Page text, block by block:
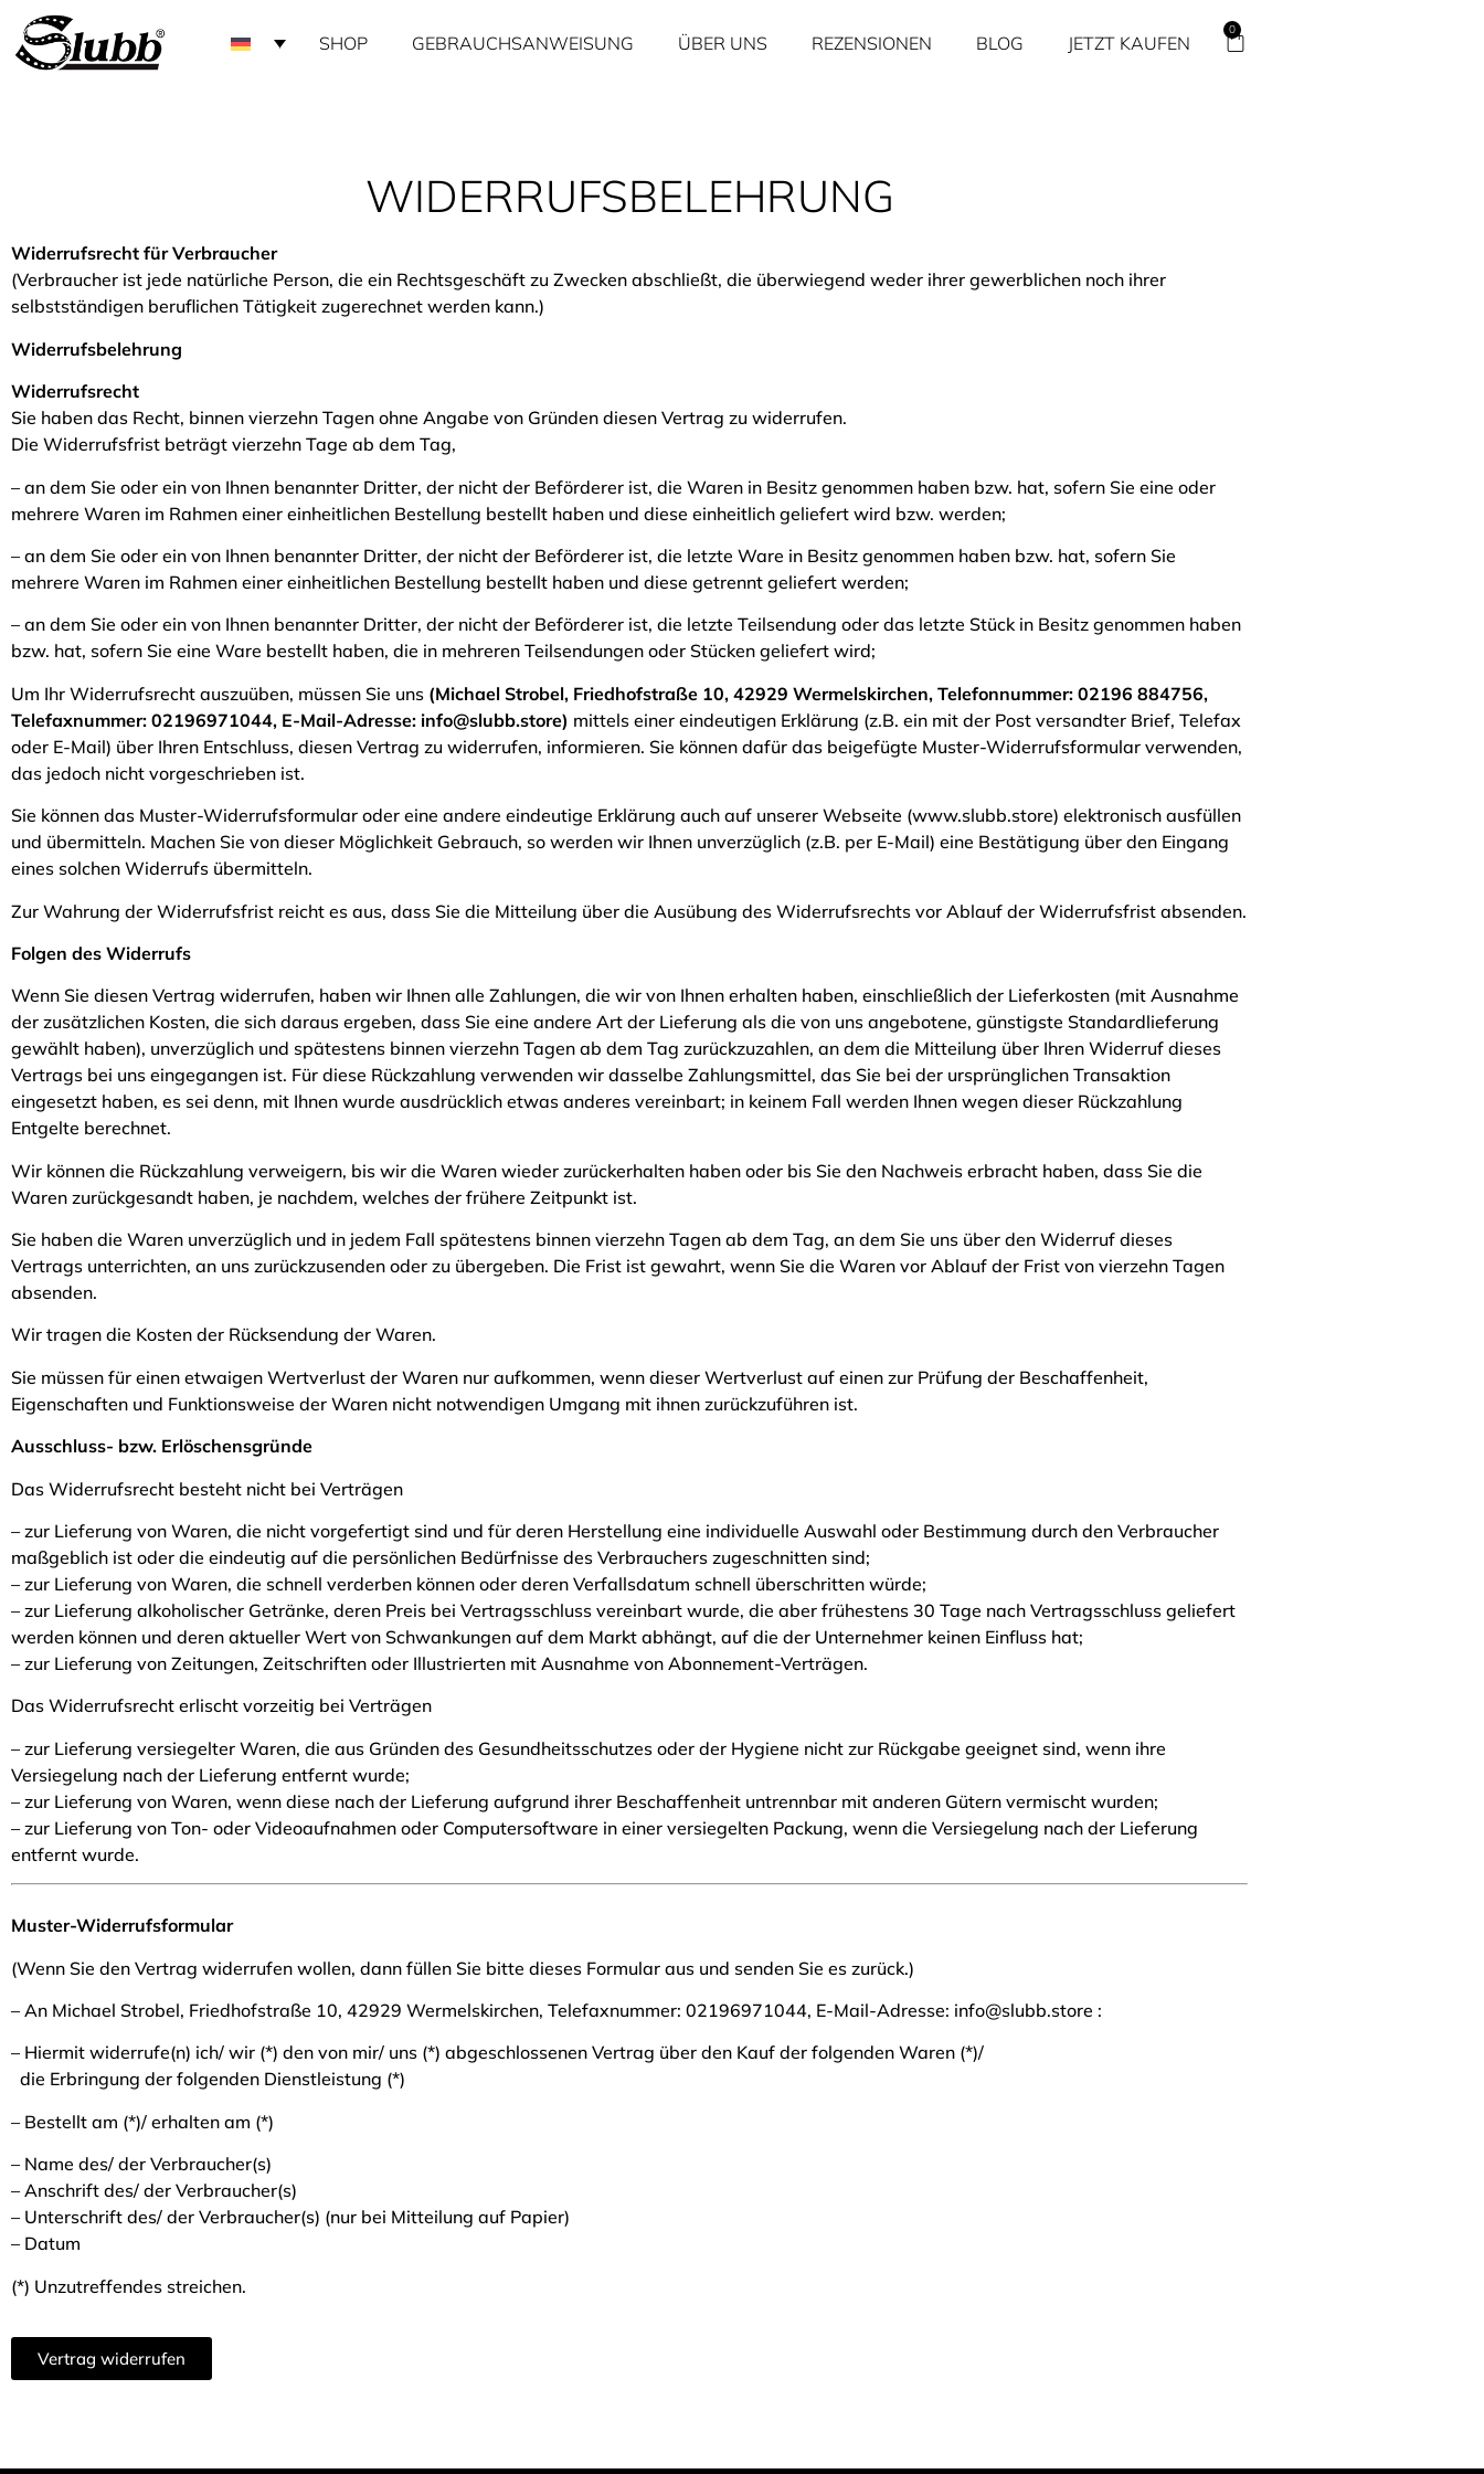
SHOP GEBRAUCHSANWEISUNG ÜBER UNS REZENSIONEN BLOG JETZT KAUFEN
0
WIDERRUFS­BELEHRUNG
Widerrufsrecht für Verbraucher
(Verbraucher ist jede natürliche Person, die ein Rechtsgeschäft zu Zwecken abschließt, die überwiegend weder ihrer gewerblichen noch ihrer
selbstständigen beruflichen Tätigkeit zugerechnet werden kann.)
Widerrufsbelehrung
Widerrufsrecht
Sie haben das Recht, binnen vierzehn Tagen ohne Angabe von Gründen diesen Vertrag zu widerrufen.
Die Widerrufsfrist beträgt vierzehn Tage ab dem Tag,
– an dem Sie oder ein von Ihnen benannter Dritter, der nicht der Beförderer ist, die Waren in Besitz genommen haben bzw. hat, sofern Sie eine oder
mehrere Waren im Rahmen einer einheitlichen Bestellung bestellt haben und diese einheitlich geliefert wird bzw. werden;
– an dem Sie oder ein von Ihnen benannter Dritter, der nicht der Beförderer ist, die letzte Ware in Besitz genommen haben bzw. hat, sofern Sie
mehrere Waren im Rahmen einer einheitlichen Bestellung bestellt haben und diese getrennt geliefert werden;
– an dem Sie oder ein von Ihnen benannter Dritter, der nicht der Beförderer ist, die letzte Teilsendung oder das letzte Stück in Besitz genommen haben
bzw. hat, sofern Sie eine Ware bestellt haben, die in mehreren Teilsendungen oder Stücken geliefert wird;
Um Ihr Widerrufsrecht auszuüben, müssen Sie uns (Michael Strobel, Friedhofstraße 10, 42929 Wermelskirchen, Telefonnummer: 02196 884756,
Telefaxnummer: 02196971044, E-Mail-Adresse: info@slubb.store) mittels einer eindeutigen Erklärung (z.B. ein mit der Post versandter Brief, Telefax
oder E-Mail) über Ihren Entschluss, diesen Vertrag zu widerrufen, informieren. Sie können dafür das beigefügte Muster-Widerrufsformular verwenden,
das jedoch nicht vorgeschrieben ist.
Sie können das Muster-Widerrufsformular oder eine andere eindeutige Erklärung auch auf unserer Webseite (www.slubb.store) elektronisch ausfüllen
und übermitteln. Machen Sie von dieser Möglichkeit Gebrauch, so werden wir Ihnen unverzüglich (z.B. per E-Mail) eine Bestätigung über den Eingang
eines solchen Widerrufs übermitteln.
Zur Wahrung der Widerrufsfrist reicht es aus, dass Sie die Mitteilung über die Ausübung des Widerrufsrechts vor Ablauf der Widerrufsfrist absenden.
Folgen des Widerrufs
Wenn Sie diesen Vertrag widerrufen, haben wir Ihnen alle Zahlungen, die wir von Ihnen erhalten haben, einschließlich der Lieferkosten (mit Ausnahme
der zusätzlichen Kosten, die sich daraus ergeben, dass Sie eine andere Art der Lieferung als die von uns angebotene, günstigste Standardlieferung
gewählt haben), unverzüglich und spätestens binnen vierzehn Tagen ab dem Tag zurückzuzahlen, an dem die Mitteilung über Ihren Widerruf dieses
Vertrags bei uns eingegangen ist. Für diese Rückzahlung verwenden wir dasselbe Zahlungsmittel, das Sie bei der ursprünglichen Transaktion
eingesetzt haben, es sei denn, mit Ihnen wurde ausdrücklich etwas anderes vereinbart; in keinem Fall werden Ihnen wegen dieser Rückzahlung
Entgelte berechnet.
Wir können die Rückzahlung verweigern, bis wir die Waren wieder zurückerhalten haben oder bis Sie den Nachweis erbracht haben, dass Sie die
Waren zurückgesandt haben, je nachdem, welches der frühere Zeitpunkt ist.
Sie haben die Waren unverzüglich und in jedem Fall spätestens binnen vierzehn Tagen ab dem Tag, an dem Sie uns über den Widerruf dieses
Vertrags unterrichten, an uns zurückzusenden oder zu übergeben. Die Frist ist gewahrt, wenn Sie die Waren vor Ablauf der Frist von vierzehn Tagen
absenden.
Wir tragen die Kosten der Rücksendung der Waren.
Sie müssen für einen etwaigen Wertverlust der Waren nur aufkommen, wenn dieser Wertverlust auf einen zur Prüfung der Beschaffenheit,
Eigenschaften und Funktionsweise der Waren nicht notwendigen Umgang mit ihnen zurückzuführen ist.
Ausschluss- bzw. Erlöschensgründe
Das Widerrufsrecht besteht nicht bei Verträgen
– zur Lieferung von Waren, die nicht vorgefertigt sind und für deren Herstellung eine individuelle Auswahl oder Bestimmung durch den Verbraucher
maßgeblich ist oder die eindeutig auf die persönlichen Bedürfnisse des Verbrauchers zugeschnitten sind;
– zur Lieferung von Waren, die schnell verderben können oder deren Verfallsdatum schnell überschritten würde;
– zur Lieferung alkoholischer Getränke, deren Preis bei Vertragsschluss vereinbart wurde, die aber frühestens 30 Tage nach Vertragsschluss geliefert
werden können und deren aktueller Wert von Schwankungen auf dem Markt abhängt, auf die der Unternehmer keinen Einfluss hat;
– zur Lieferung von Zeitungen, Zeitschriften oder Illustrierten mit Ausnahme von Abonnement-Verträgen.
Das Widerrufsrecht erlischt vorzeitig bei Verträgen
– zur Lieferung versiegelter Waren, die aus Gründen des Gesundheitsschutzes oder der Hygiene nicht zur Rückgabe geeignet sind, wenn ihre
Versiegelung nach der Lieferung entfernt wurde;
– zur Lieferung von Waren, wenn diese nach der Lieferung aufgrund ihrer Beschaffenheit untrennbar mit anderen Gütern vermischt wurden;
– zur Lieferung von Ton- oder Videoaufnahmen oder Computersoftware in einer versiegelten Packung, wenn die Versiegelung nach der Lieferung
entfernt wurde.
Muster-Widerrufsformular
(Wenn Sie den Vertrag widerrufen wollen, dann füllen Sie bitte dieses Formular aus und senden Sie es zurück.)
– An Michael Strobel, Friedhofstraße 10, 42929 Wermelskirchen, Telefaxnummer: 02196971044, E-Mail-Adresse: info@slubb.store :
– Hiermit widerrufe(n) ich/ wir (*) den von mir/ uns (*) abgeschlossenen Vertrag über den Kauf der folgenden Waren (*)/
die Erbringung der folgenden Dienstleistung (*)
– Bestellt am (*)/ erhalten am (*)
– Name des/ der Verbraucher(s)
– Anschrift des/ der Verbraucher(s)
– Unterschrift des/ der Verbraucher(s) (nur bei Mitteilung auf Papier)
– Datum
(*) Unzutreffendes streichen.
Vertrag widerrufen